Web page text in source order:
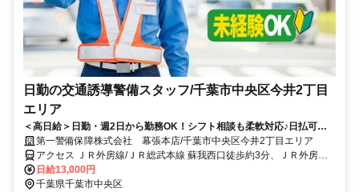
日勤の交通誘導警備スタッフ/千葉市中央区今井2丁目
エリア
＜高日給＞日勤・週2日から勤務OK！シフト相談も柔軟対応♪日払可◎
未経験歓迎★
第一警備保障株式会社 幕張本店/千葉市中央区今井2丁目エリア
アクセス ＪＲ外房線/ＪＲ総武本線 蘇我西口徒歩約3分、ＪＲ外房線/
ＪＲ総武本線 蘇我西口徒歩約3分、ＪＲ外房線/ＪＲ総武本線 蘇我西
口徒歩約3分 直行直帰OK＊交通費全額支給＊
日給13,000円
千葉県千葉市中央区